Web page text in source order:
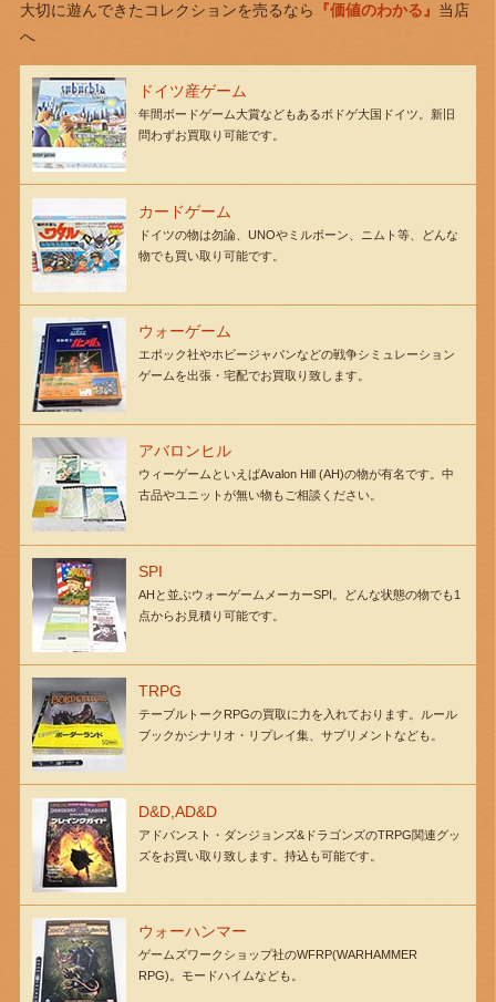
大切に遊んできたコレクションを売るなら 『価値のわかる』 当店
へ
ドイツ産ゲーム
年間ボードゲーム大賞などもあるボドゲ大国ドイツ。新旧
問わずお買取り可能です。
カードゲーム
ドイツの物は勿論、UNOやミルボーン、ニムト等、どんな
物でも買い取り可能です。
ウォーゲーム
エポック社やホビージャパンなどの戦争シミュレーション
ゲームを出張・宅配でお買取り致します。
アバロンヒル
ウィーゲームといえばAvalon Hill (AH)の物が有名です。中
古品やユニットが無い物もご相談ください。
SPI
AHと並ぶウォーゲームメーカーSPI。どんな状態の物でも1
点からお見積り可能です。
TRPG
テーブルトークRPGの買取に力を入れております。ルール
ブックかシナリオ・リプレイ集、サプリメントなども。
D&D,AD&D
アドバンスト・ダンジョンズ&ドラゴンズのTRPG関連グッ
ズをお買い取り致します。持込も可能です。
ウォーハンマー
ゲームズワークショップ社のWFRP(WARHAMMER
RPG)。モードハイムなども。